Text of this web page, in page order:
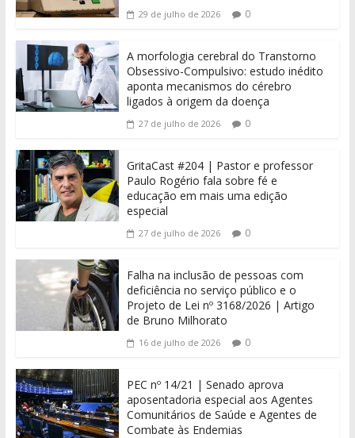
29 de julho de 2026 0
A morfologia cerebral do Transtorno
Obsessivo-Compulsivo: estudo inédito
aponta mecanismos do cérebro
ligados à origem da doença
27 de julho de 2026 0
GritaCast #204 | Pastor e professor
Paulo Rogério fala sobre fé e
educação em mais uma edição
especial
27 de julho de 2026 0
Falha na inclusão de pessoas com
deficiência no serviço público e o
Projeto de Lei nº 3168/2026 | Artigo
de Bruno Milhorato
16 de julho de 2026 0
PEC nº 14/21 | Senado aprova
aposentadoria especial aos Agentes
Comunitários de Saúde e Agentes de
Combate às Endemias